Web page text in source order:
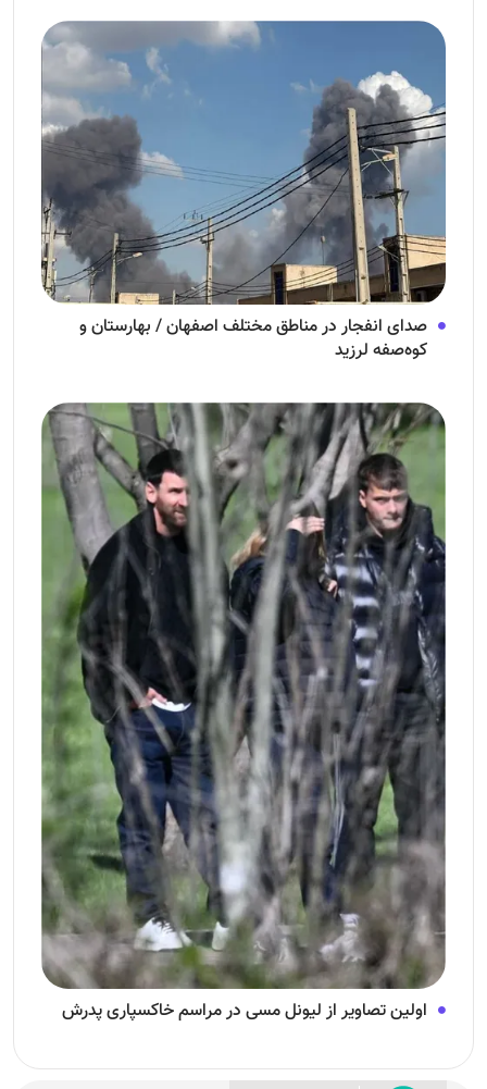
صدای انفجار در مناطق مختلف اصفهان / بهارستان و
کوه‌صفه لرزید
اولین تصاویر از لیونل مسی در مراسم خاکسپاری پدرش